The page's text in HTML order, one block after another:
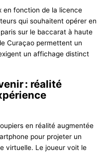
en fonction de la licence
qui souhaitent opérer en
sur le baccarat à haute
Curaçao permettent un
un affichage distinct
: réalité
en réalité augmentée
pour projeter un
virtuelle. Le joueur voit le